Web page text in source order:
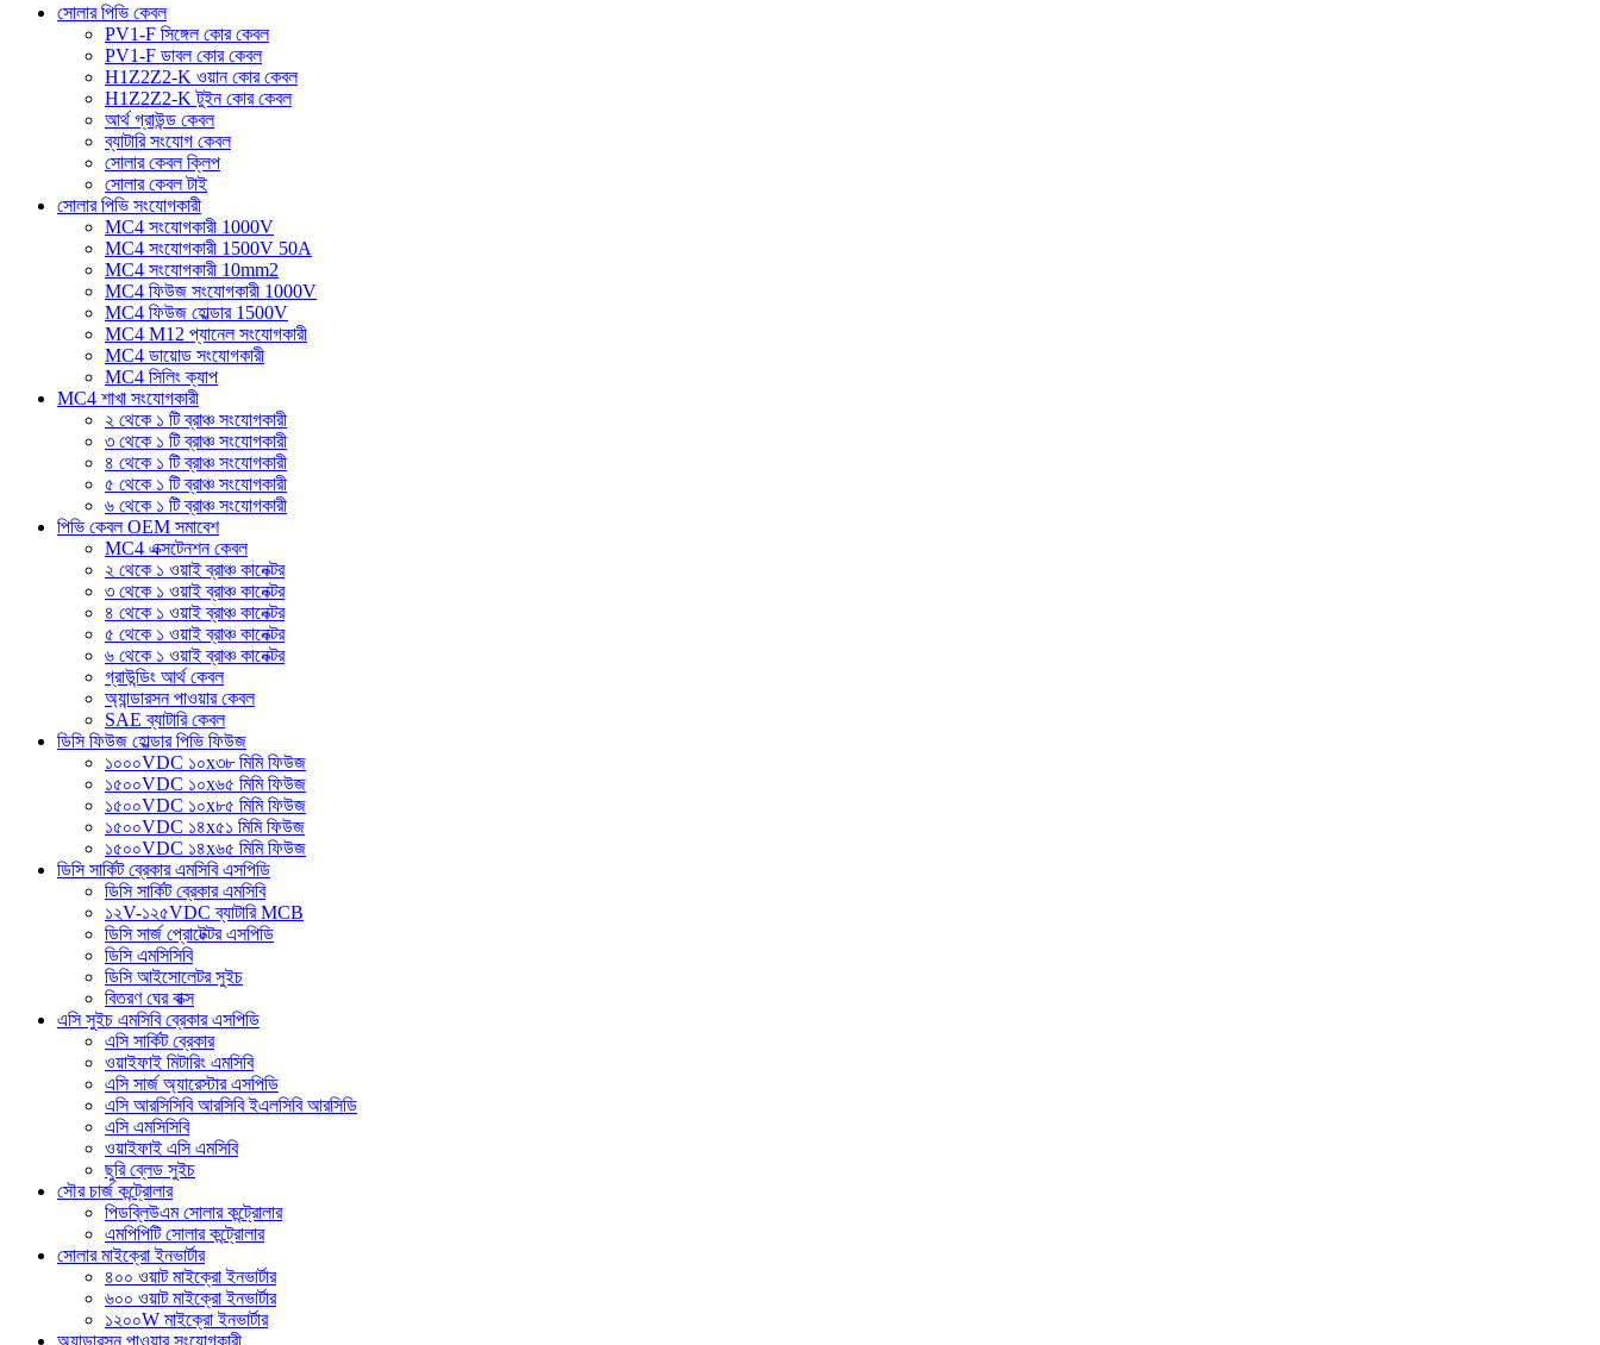
সোলার পিভি কেবল
PV1-F সিঙ্গেল কোর কেবল
PV1-F ডাবল কোর কেবল
H1Z2Z2-K ওয়ান কোর কেবল
H1Z2Z2-K টুইন কোর কেবল
আর্থ গ্রাউন্ড কেবল
ব্যাটারি সংযোগ কেবল
সোলার কেবল ক্লিপ
সোলার কেবল টাই
সোলার পিভি সংযোগকারী
MC4 সংযোগকারী 1000V
MC4 সংযোগকারী 1500V 50A
MC4 সংযোগকারী 10mm2
MC4 ফিউজ সংযোগকারী 1000V
MC4 ফিউজ হোল্ডার 1500V
MC4 M12 প্যানেল সংযোগকারী
MC4 ডায়োড সংযোগকারী
MC4 সিলিং ক্যাপ
MC4 শাখা সংযোগকারী
২ থেকে ১ টি ব্রাঞ্চ সংযোগকারী
৩ থেকে ১ টি ব্রাঞ্চ সংযোগকারী
৪ থেকে ১ টি ব্রাঞ্চ সংযোগকারী
৫ থেকে ১ টি ব্রাঞ্চ সংযোগকারী
৬ থেকে ১ টি ব্রাঞ্চ সংযোগকারী
পিভি কেবল OEM সমাবেশ
MC4 এক্সটেনশন কেবল
২ থেকে ১ ওয়াই ব্রাঞ্চ কানেক্টর
৩ থেকে ১ ওয়াই ব্রাঞ্চ কানেক্টর
৪ থেকে ১ ওয়াই ব্রাঞ্চ কানেক্টর
৫ থেকে ১ ওয়াই ব্রাঞ্চ কানেক্টর
৬ থেকে ১ ওয়াই ব্রাঞ্চ কানেক্টর
গ্রাউন্ডিং আর্থ কেবল
অ্যান্ডারসন পাওয়ার কেবল
SAE ব্যাটারি কেবল
ডিসি ফিউজ হোল্ডার পিভি ফিউজ
১০০০VDC ১০x৩৮ মিমি ফিউজ
১৫০০VDC ১০x৬৫ মিমি ফিউজ
১৫০০VDC ১০x৮৫ মিমি ফিউজ
১৫০০VDC ১৪x৫১ মিমি ফিউজ
১৫০০VDC ১৪x৬৫ মিমি ফিউজ
ডিসি সার্কিট ব্রেকার এমসিবি এসপিডি
ডিসি সার্কিট ব্রেকার এমসিবি
১২V-১২৫VDC ব্যাটারি MCB
ডিসি সার্জ প্রোটেক্টর এসপিডি
ডিসি এমসিসিবি
ডিসি আইসোলেটর সুইচ
বিতরণ ঘের বাক্স
এসি সুইচ এমসিবি ব্রেকার এসপিডি
এসি সার্কিট ব্রেকার
ওয়াইফাই মিটারিং এমসিবি
এসি সার্জ অ্যারেস্টার এসপিডি
এসি আরসিসিবি আরসিবি ইএলসিবি আরসিডি
এসি এমসিসিবি
ওয়াইফাই এসি এমসিবি
ছুরি ব্লেড সুইচ
সৌর চার্জ কন্ট্রোলার
পিডব্লিউএম সোলার কন্ট্রোলার
এমপিপিটি সোলার কন্ট্রোলার
সোলার মাইক্রো ইনভার্টার
৪০০ ওয়াট মাইক্রো ইনভার্টার
৬০০ ওয়াট মাইক্রো ইনভার্টার
১২০০W মাইক্রো ইনভার্টার
অ্যান্ডারসন পাওয়ার সংযোগকারী